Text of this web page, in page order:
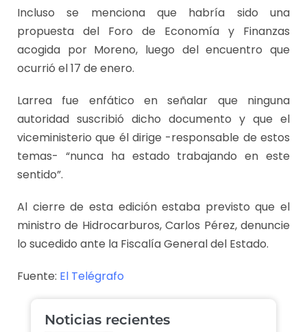
Incluso se menciona que habría sido una
propuesta del Foro de Economía y Finanzas
acogida por Moreno, luego del encuentro que
ocurrió el 17 de enero.
Larrea fue enfático en señalar que ninguna
autoridad suscribió dicho documento y que el
viceministerio que él dirige -responsable de estos
temas- “nunca ha estado trabajando en este
sentido”.
Al cierre de esta edición estaba previsto que el
ministro de Hidrocarburos, Carlos Pérez, denuncie
lo sucedido ante la Fiscalía General del Estado.
Fuente: El Telégrafo
Noticias recientes